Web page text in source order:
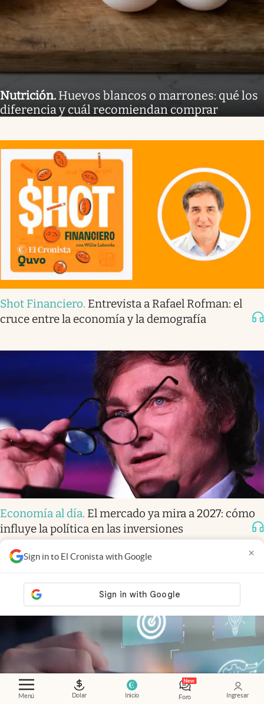
Menú Dolar Inicio Foro Ingresar
Sign in to El Cronista with Google ×
Nutrición. Huevos blancos o marrones: qué los
diferencia y cuál recomiendan comprar
Shot Financiero. Entrevista a Rafael Rofman: el
cruce entre la economía y la demografía
Economía al día. El mercado ya mira a 2027: cómo
influye la política en las inversiones